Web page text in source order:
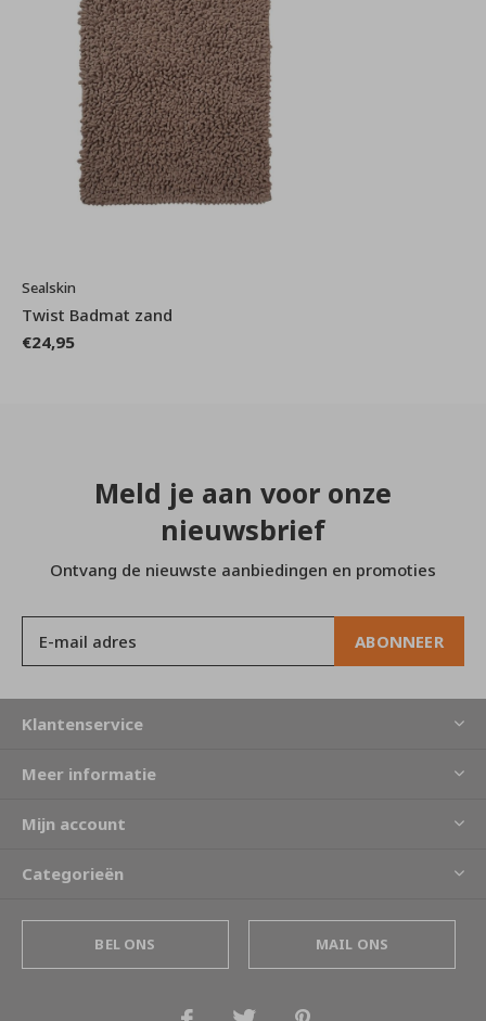
Sealskin
Twist Badmat zand
€24,95
Meld je aan voor onze
nieuwsbrief
Ontvang de nieuwste aanbiedingen en promoties
ABONNEER
Klantenservice
Meer informatie
Mijn account
Categorieën
BEL ONS MAIL ONS